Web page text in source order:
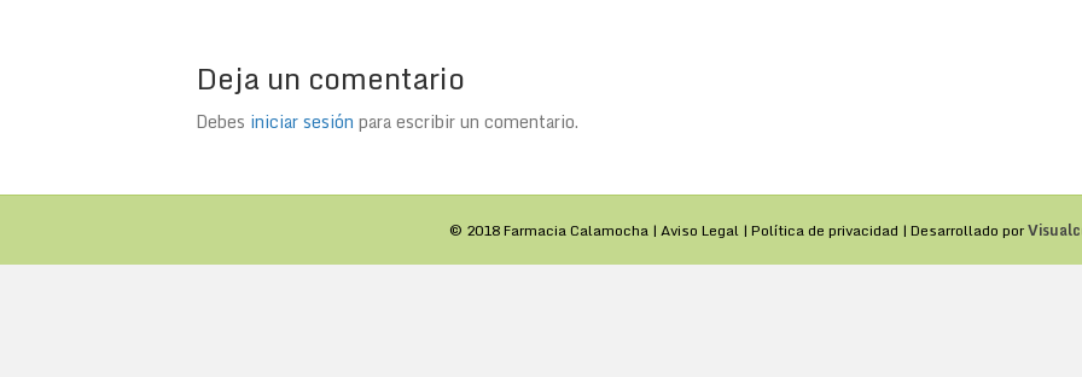
Deja un comentario
Debes iniciar sesión para escribir un comentario.
© 2018 Farmacia Calamocha | Aviso Legal | Política de privacidad | Desarrollado por